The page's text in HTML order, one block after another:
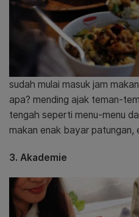
sudah mulai masuk jam
apa? mending ajak teman-
tengah seperti menu-menu
makan enak bayar patungan,
3. Akademie